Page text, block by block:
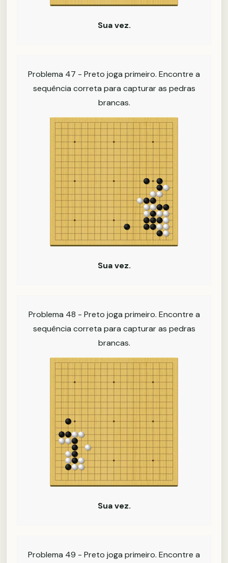
Sua vez.
Problema 47 - Preto joga primeiro. Encontre a
sequência correta para capturar as pedras
brancas.
Sua vez.
Problema 48 - Preto joga primeiro. Encontre a
sequência correta para capturar as pedras
brancas.
Sua vez.
Problema 49 - Preto joga primeiro. Encontre a